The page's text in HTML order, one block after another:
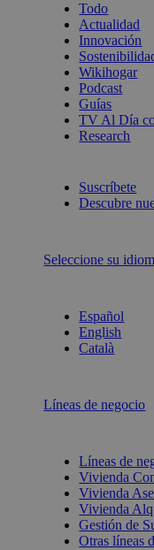
Todo
Actualidad
Innovación
Wikihogar
Podcast
Guías
TV Al Día
Research
Suscríbete
Descubre
Seleccione su
Español
English
Català
Líneas de negocio
Líneas de
Vivienda
Vivienda
Vivienda
Gestión de
Otras líneas